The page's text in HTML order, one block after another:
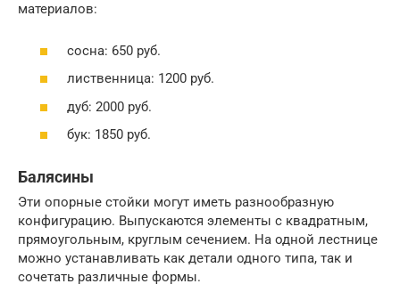
материалов:
сосна: 650 руб.
лиственница: 1200 руб.
дуб: 2000 руб.
бук: 1850 руб.
Балясины
Эти опорные стойки могут иметь разнообразную
конфигурацию. Выпускаются элементы с квадратным,
прямоугольным, круглым сечением. На одной лестнице
можно устанавливать как детали одного типа, так и
сочетать различные формы.